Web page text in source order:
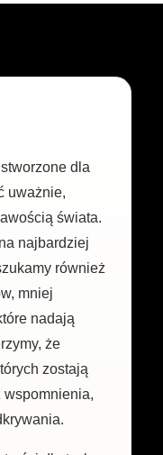
dla
uważnie,
świata.
najbardziej
również
mniej
nadają
że
zostają
wspomnienia,